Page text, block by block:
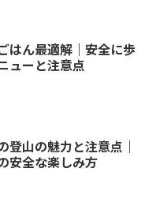
はん最適解｜安全に歩
ューと注意点
登山の魅力と注意点｜
安全な楽しみ方